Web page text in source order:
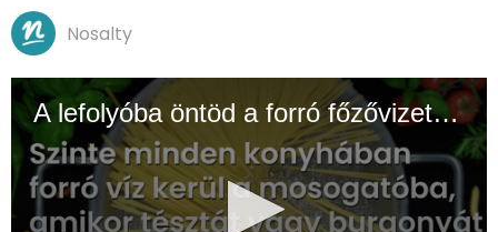
Nosalty
A lefolyóba öntöd a forró főzővizet? A vízvezeték-szerelő most elárulta, jól teszed-e?